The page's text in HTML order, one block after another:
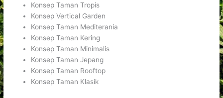
Konsep Taman Tropis
Konsep Vertical Garden
Konsep Taman Mediterania
Konsep Taman Kering
Konsep Taman Minimalis
Konsep Taman Jepang
Konsep Taman Rooftop
Konsep Taman Klasik